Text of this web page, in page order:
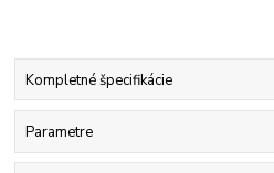
Kompletné špecifikácie
Parametre